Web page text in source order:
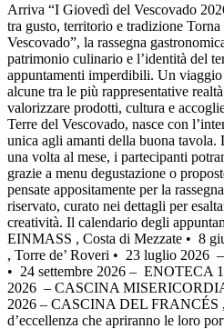
Arriva “I Giovedì del Vescovado
tra gusto, territorio e tradizione
Vescovado”, la rassegna
patrimonio culinario e l’identità del
appuntamenti imperdibili. Un
alcune tra le più rappresentative
valorizzare prodotti, cultura e
Terre del Vescovado, nasce con
unica agli amanti della buona tavola.
una volta al mese, i partecipanti
grazie a menu degustazione o
pensate appositamente per la
riservato, curato nei dettagli per
creatività. Il calendario degli
EINMASS , Costa di Mezzate •⁠ ⁠ 8
, Torre de’ Roveri •⁠ ⁠ 23 luglio 2026
•⁠ ⁠ 24 settembre 2026 – ENOTECA
2026 – CASCINA MISERICORDIA
2026 – CASCINA DEL FRANCÉS ,
d’eccellenza che apriranno le loro